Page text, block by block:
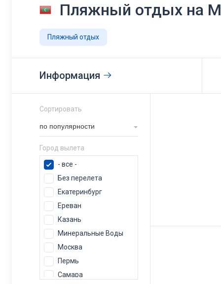
Пляжный отдых на
Пляжный отдых
Информация
Сортировать
по популярности
Город вылета
- все -
Без перелета
Екатеринбург
Ереван
Казань
Минеральные Воды
Москва
Пермь
Самара